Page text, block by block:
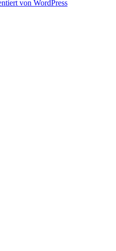
von WordPress